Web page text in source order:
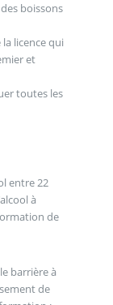
boissons
licence qui
et
toutes les
entre 22
à
de
barrière à
de